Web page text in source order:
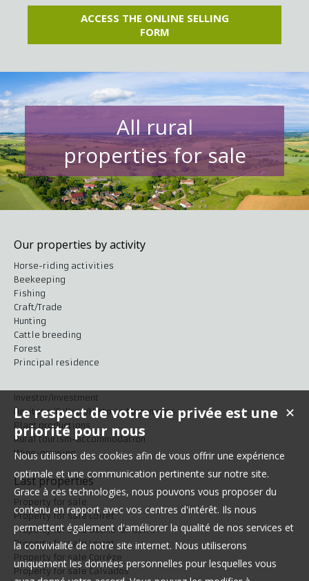
ACCESS THE ONLINE SELLING
FORM
All rural
properties for sale
Our properties by activity
Horse-riding activities
Beekeeping
Fishing
Craft/Trade
Hunting
Cattle breeding
Forest
Principal residence
Investor/Investment
Heritage/Culture/Historic Monuments
Plant productions
Rural tourism-accommodation
Wine-growing
Last properties
Property for sale
Property for sale Loiret
Property for sale Saône-et-Loire
Property for sale Loiret
Property for sale Corrèze
Property for sale Calvados
✕
Le respect de votre vie privée est une
priorité pour nous
Nous utilisons des cookies afin de vous offrir une expérience
optimale et une communication pertinente sur notre site.
Grace à ces technologies, nous pouvons vous proposer du
contenu en rapport avec vos centres d'intérêt. Ils nous
permettent également d'améliorer la qualité de nos services et
la convivialité de notre site internet. Nous utiliserons
uniquement les données personnelles pour lesquelles vous